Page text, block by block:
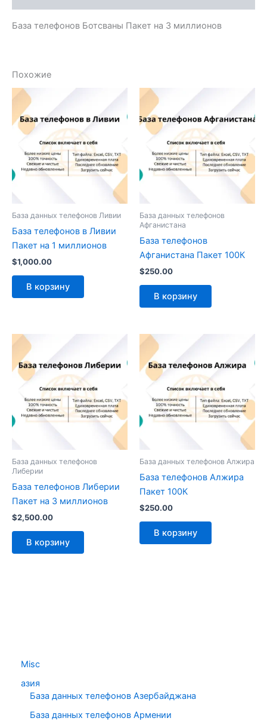
Misc
азия
База данных телефонов Азербайджана
База данных телефонов Армении
База телефонов Ботсваны Пакет на 3 миллионов
Похожие
База данных телефонов Ливии
База телефонов в Ливии
Пакет на 1 миллионов
$1,000.00
В корзину
База данных телефонов
Афганистана
База телефонов
Афганистана Пакет 100К
$250.00
В корзину
База данных телефонов
Либерии
База телефонов Либерии
Пакет на 3 миллионов
$2,500.00
В корзину
База данных телефонов Алжира
База телефонов Алжира
Пакет 100К
$250.00
В корзину